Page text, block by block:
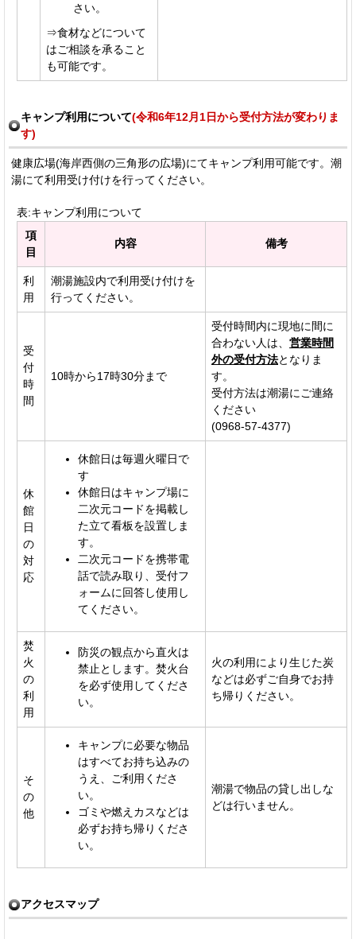
さい。
⇒食材などについて
はご相談を承ること
も可能です。
キャンプ利用について(令和6年12月1日から受付方法が変わりま
す)
健康広場(海岸西側の三角形の広場)にてキャンプ利用可能です。潮
湯にて利用受け付けを行ってください。
表:キャンプ利用について
項
目
内容 備考
利
用
潮湯施設内で利用受け付けを
行ってください。
受
付
時
間
10時から17時30分まで
受付時間内に現地に間に
合わない人は、 営業時間
外の受付方法となりま
す。
受付方法は潮湯にご連絡
ください
(0968-57-4377)
休
館
日
の
対
応
休館日は毎週火曜日で
す
休館日はキャンプ場に
二次元コードを掲載し
た立て看板を設置しま
す。
二次元コードを携帯電
話で読み取り、受付フ
ォームに回答し使用し
てください。
焚
火
の
利
用
防災の観点から直火は
禁止とします。焚火台
を必ず使用してくださ
い。
火の利用により生じた炭
などは必ずご自身でお持
ち帰りください。
そ
の
他
キャンプに必要な物品
はすべてお持ち込みの
うえ、ご利用くださ
い。
ゴミや燃えカスなどは
必ずお持ち帰りくださ
い。
潮湯で物品の貸し出しな
どは行いません。
アクセスマップ